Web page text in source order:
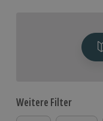
Weitere Filter